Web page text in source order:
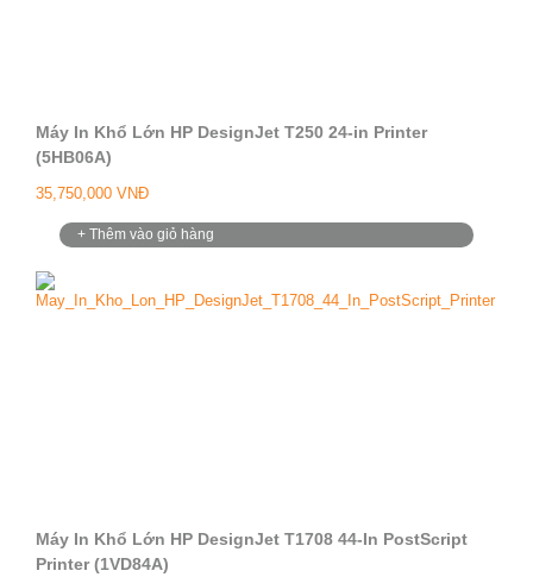
Máy In Khổ Lớn HP DesignJet T250 24-in Printer
(5HB06A)
35,750,000 VNĐ
+ Thêm vào giỏ hàng
Máy In Khổ Lớn HP DesignJet T1708 44-In PostScript
Printer (1VD84A)